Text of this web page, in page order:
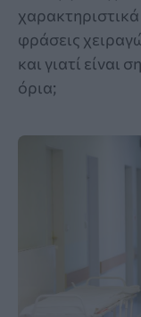
φράσεις
και γιατί είναι
όρια;